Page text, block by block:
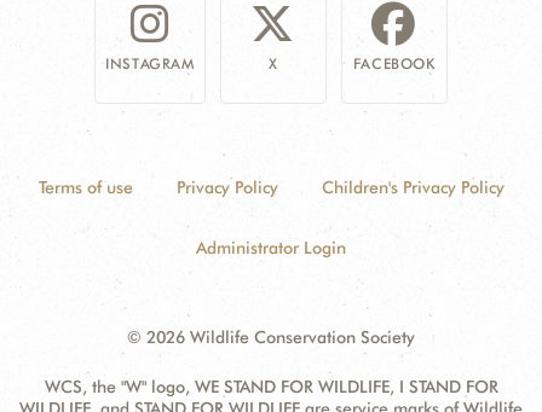
INSTAGRAM X FACEBOOK
Terms of use Privacy Policy Children's Privacy Policy
Administrator Login
© 2026 Wildlife Conservation Society
WCS, the "W" logo, WE STAND FOR WILDLIFE, I STAND FOR
WILDLIFE, and STAND FOR WILDLIFE are service marks of Wildlife